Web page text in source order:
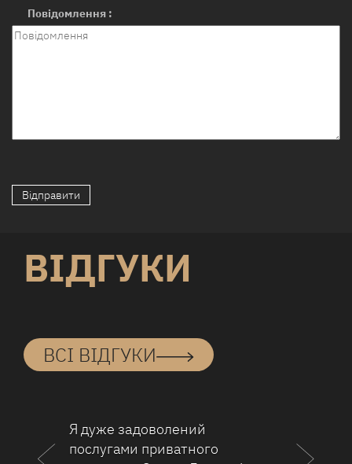
Повідомлення :
ВІДГУКИ
ВСІ ВІДГУКИ
Я дуже задоволений
послугами приватного